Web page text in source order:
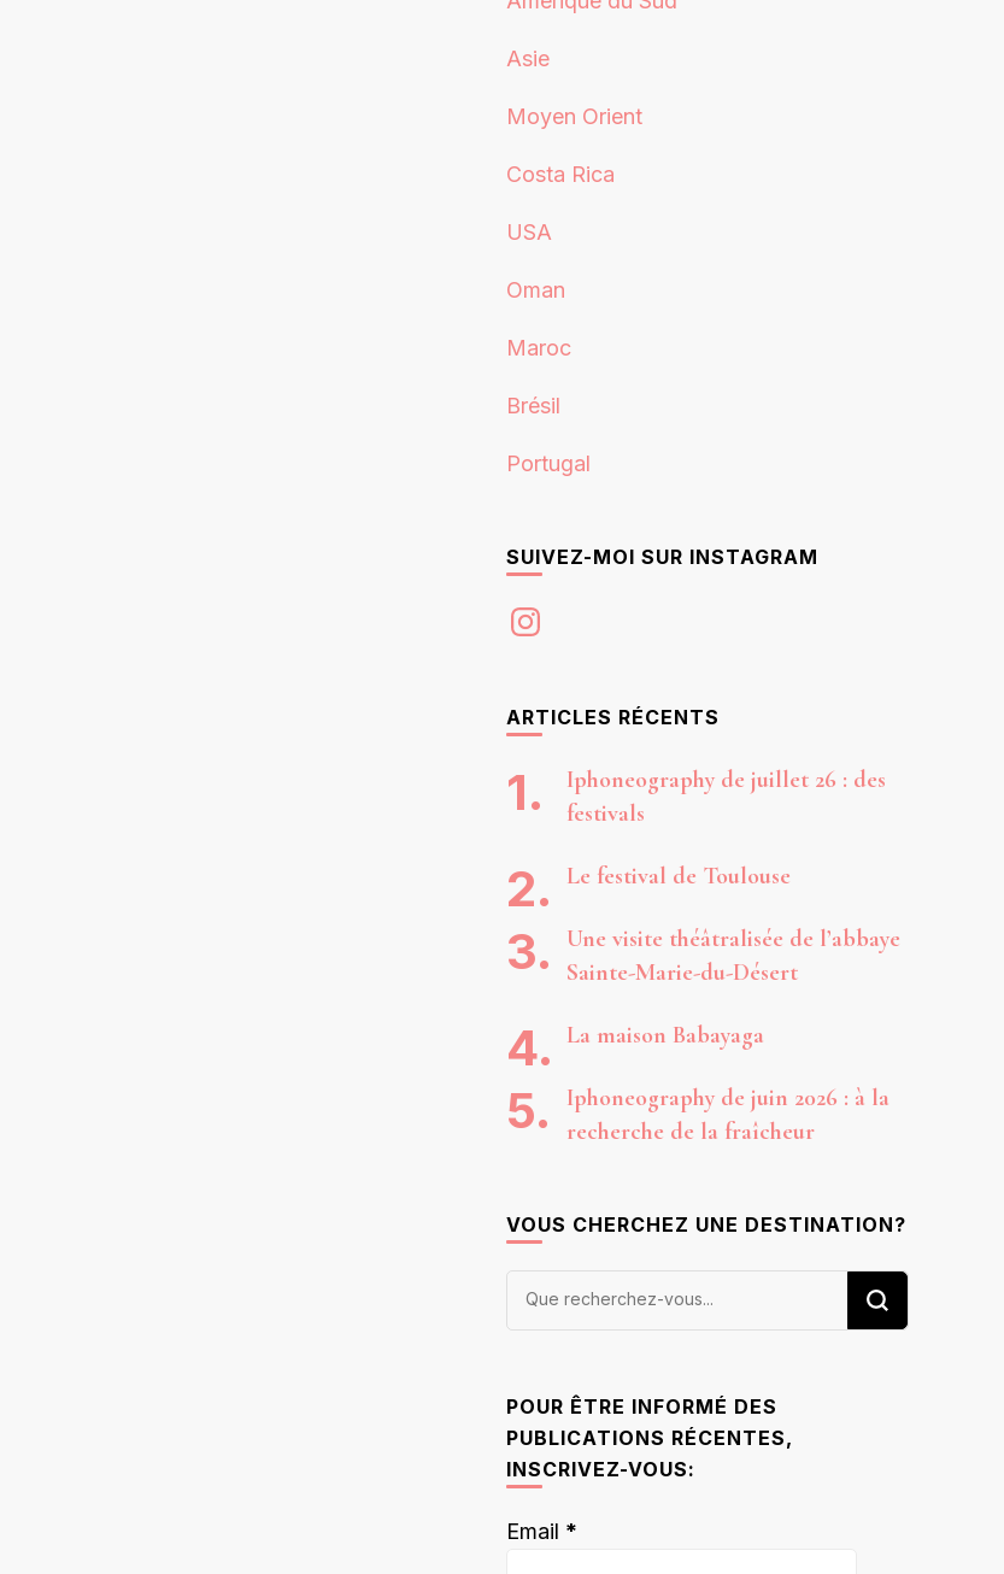
Asie
Moyen Orient
Costa Rica
USA
Oman
Maroc
Brésil
Portugal
SUIVEZ-MOI SUR INSTAGRAM
Instagram
ARTICLES RÉCENTS
Iphoneography de juillet 26 : des
festivals
Le festival de Toulouse
Une visite théâtralisée de l’abbaye
Sainte-Marie-du-Désert
La maison Babayaga
Iphoneography de juin 2026 : à la
recherche de la fraîcheur
VOUS CHERCHEZ UNE DESTINATION?
Vous
POUR ÊTRE INFORMÉ DES
PUBLICATIONS RÉCENTES,
INSCRIVEZ-VOUS:
Email *